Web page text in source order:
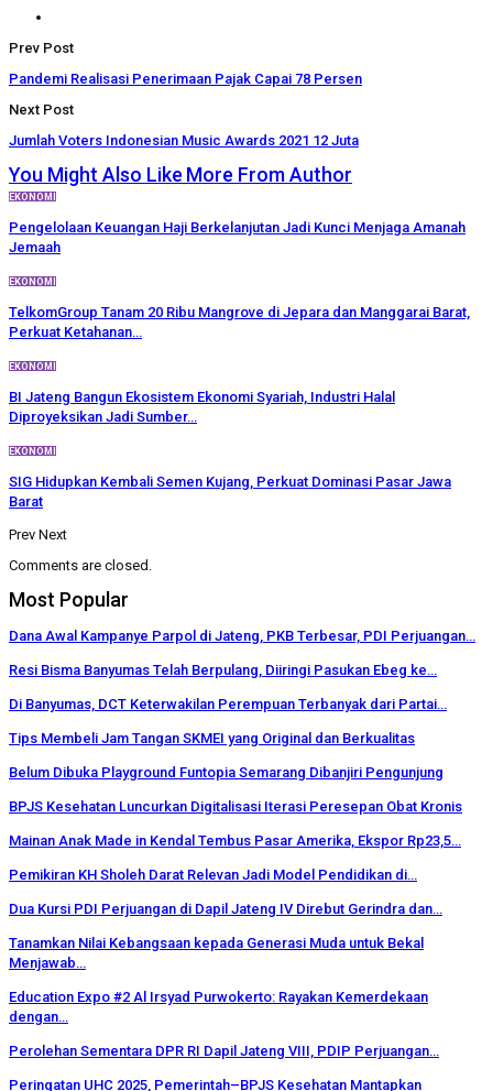
Prev Post
Pandemi Realisasi Penerimaan Pajak Capai 78 Persen
Next Post
Jumlah Voters Indonesian Music Awards 2021 12 Juta
You Might Also Like More From Author
EKONOMI
Pengelolaan Keuangan Haji Berkelanjutan Jadi Kunci Menjaga Amanah
Jemaah
EKONOMI
TelkomGroup Tanam 20 Ribu Mangrove di Jepara dan Manggarai Barat,
Perkuat Ketahanan…
EKONOMI
BI Jateng Bangun Ekosistem Ekonomi Syariah, Industri Halal
Diproyeksikan Jadi Sumber…
EKONOMI
SIG Hidupkan Kembali Semen Kujang, Perkuat Dominasi Pasar Jawa
Barat
Prev Next
Comments are closed.
Most Popular
Dana Awal Kampanye Parpol di Jateng, PKB Terbesar, PDI Perjuangan…
Resi Bisma Banyumas Telah Berpulang, Diiringi Pasukan Ebeg ke…
Di Banyumas, DCT Keterwakilan Perempuan Terbanyak dari Partai…
Tips Membeli Jam Tangan SKMEI yang Original dan Berkualitas
Belum Dibuka Playground Funtopia Semarang Dibanjiri Pengunjung
BPJS Kesehatan Luncurkan Digitalisasi Iterasi Peresepan Obat Kronis
Mainan Anak Made in Kendal Tembus Pasar Amerika, Ekspor Rp23,5…
Pemikiran KH Sholeh Darat Relevan Jadi Model Pendidikan di…
Dua Kursi PDI Perjuangan di Dapil Jateng IV Direbut Gerindra dan…
Tanamkan Nilai Kebangsaan kepada Generasi Muda untuk Bekal
Menjawab…
Education Expo #2 Al Irsyad Purwokerto: Rayakan Kemerdekaan
dengan…
Perolehan Sementara DPR RI Dapil Jateng VIII, PDIP Perjuangan…
Peringatan UHC 2025, Pemerintah–BPJS Kesehatan Mantapkan